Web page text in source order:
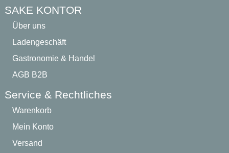
SAKE KONTOR
Über uns
Ladengeschäft
Gastronomie & Handel
AGB B2B
Service & Rechtliches
Warenkorb
Mein Konto
Versand